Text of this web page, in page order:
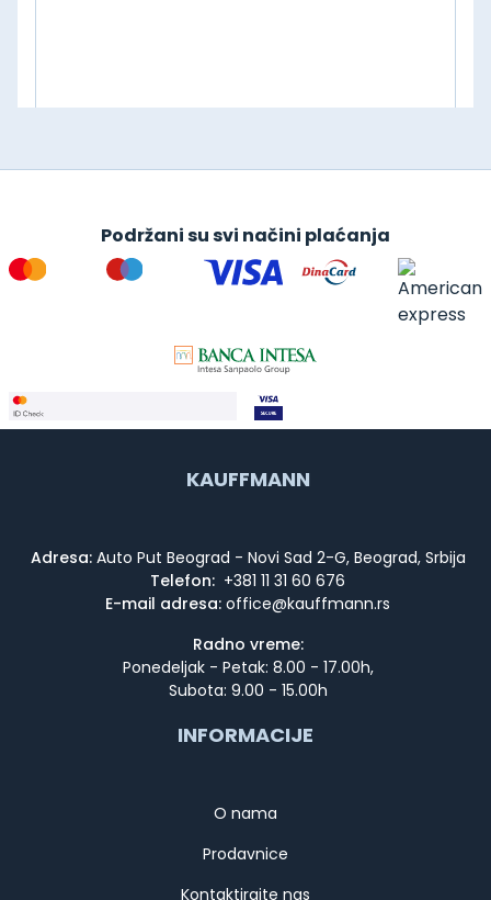
Podržani su svi načini plaćanja
KAUFFMANN
Adresa:Auto Put Beograd - Novi Sad 2-G, Beograd, Srbija
Telefon: +381 11 31 60 676
E-mail adresa:
Radno vreme:
Ponedeljak - Petak: 8.00 - 17.00h,
Subota: 9.00 - 15.00h
INFORMACIJE
O nama
Prodavnice
Kontaktirajte nas